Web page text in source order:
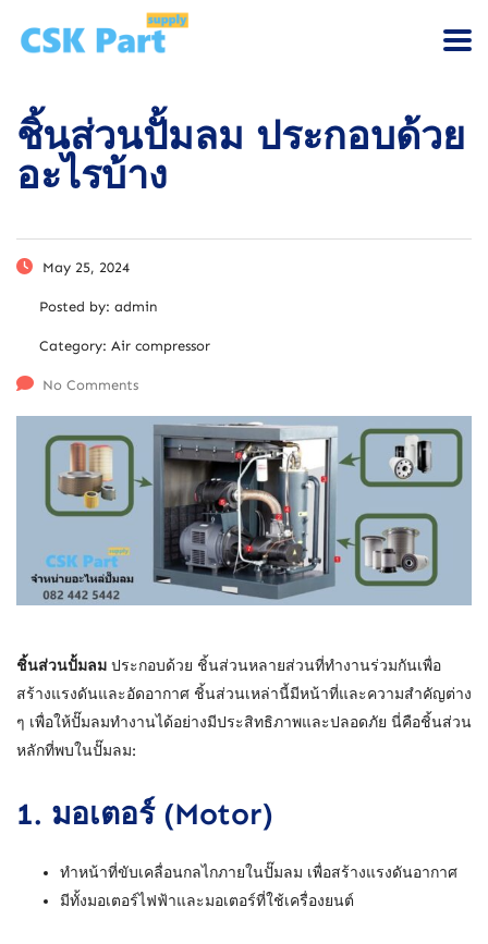
ชิ้นส่วนปั้มลม ประกอบด้วย
อะไรบ้าง
May 25, 2024
Posted by: admin
Category: Air compressor
No Comments
ชิ้นส่วนปั้มลม ประกอบด้วย ชิ้นส่วนหลายส่วนที่ทำงานร่วมกันเพื่อ
สร้างแรงดันและอัดอากาศ ชิ้นส่วนเหล่านี้มีหน้าที่และความสำคัญต่าง
ๆ เพื่อให้ปั๊มลมทำงานได้อย่างมีประสิทธิภาพและปลอดภัย นี่คือชิ้นส่วน
หลักที่พบในปั๊มลม:
1. มอเตอร์ (Motor)
ทำหน้าที่ขับเคลื่อนกลไกภายในปั๊มลม เพื่อสร้างแรงดันอากาศ
มีทั้งมอเตอร์ไฟฟ้าและมอเตอร์ที่ใช้เครื่องยนต์